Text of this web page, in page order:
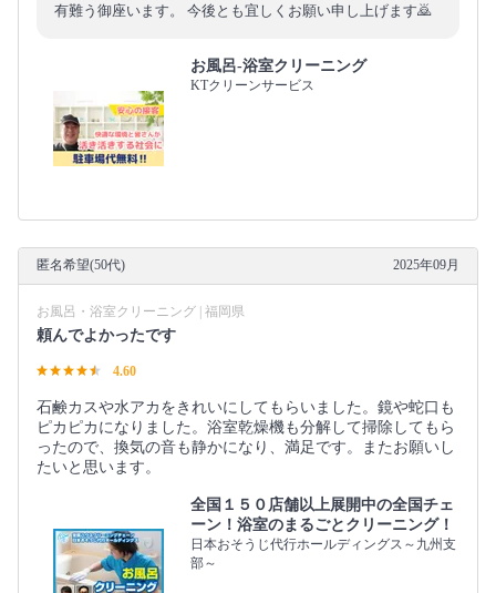
有難う御座います。 今後とも宜しくお願い申し上げます🙇
お風呂-浴室クリーニング
KTクリーンサービス
匿名希望(50代) 2025年09月
お風呂・浴室クリーニング | 福岡県
頼んでよかったです
4.60
石鹸カスや水アカをきれいにしてもらいました。鏡や蛇口も
ピカピカになりました。浴室乾燥機も分解して掃除してもら
ったので、換気の音も静かになり、満足です。またお願いし
たいと思います。
全国１５０店舗以上展開中の全国チェ
ーン！浴室のまるごとクリーニング！
日本おそうじ代行ホールディングス～九州支
部～